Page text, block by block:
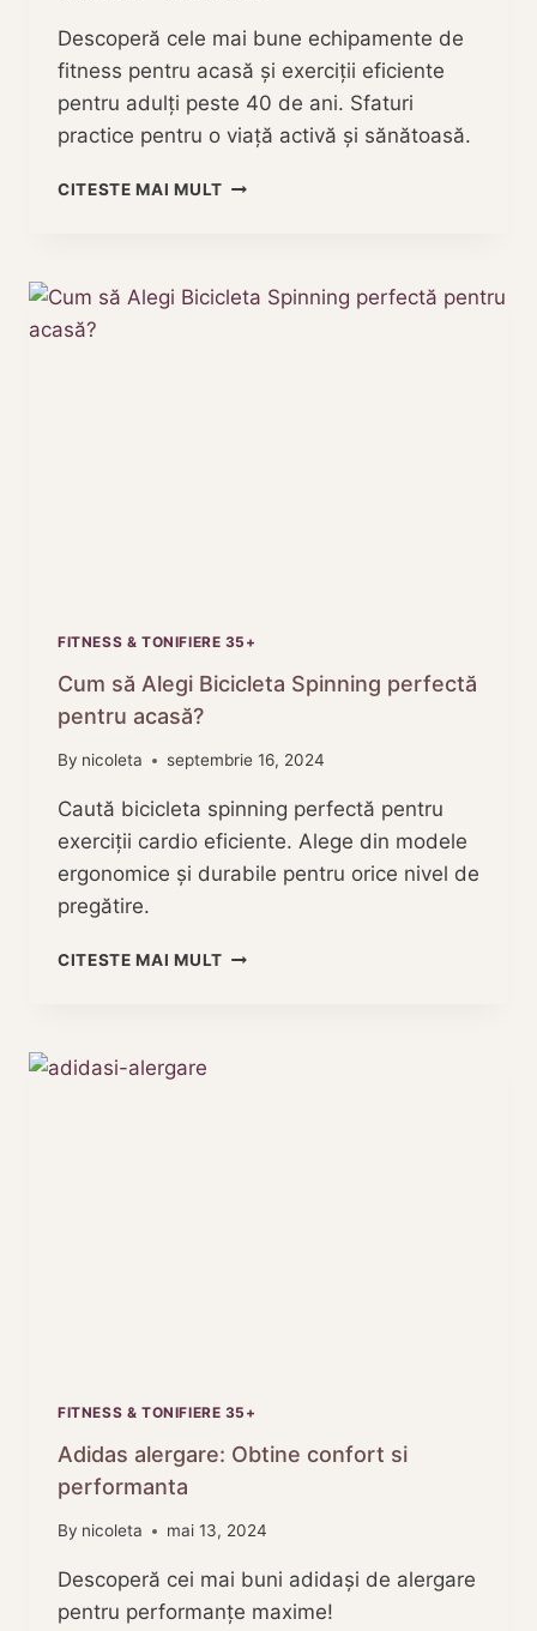
Descoperă cele mai bune echipamente de
fitness pentru acasă și exerciții eficiente
pentru adulți peste 40 de ani. Sfaturi
practice pentru o viață activă și sănătoasă.
CITESTE MAI MULTTOP
RECOMANDATE
FITNESS & TONIFIERE 35+
Cum să Alegi Bicicleta Spinning perfectă
pentru acasă?
By nicoleta septembrie 16, 2024
Caută bicicleta spinning perfectă pentru
exerciții cardio eficiente. Alege din modele
ergonomice și durabile pentru orice nivel de
pregătire.
CITESTE MAI MULTCUM
FITNESS & TONIFIERE 35+
Adidas alergare: Obtine confort si
performanta
By nicoleta mai 13, 2024
Descoperă cei mai buni adidași de alergare
pentru performanțe maxime!